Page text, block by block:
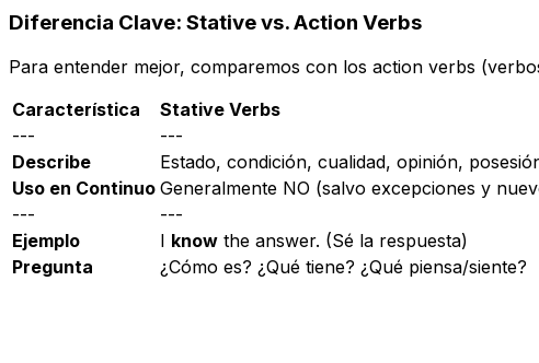
Diferencia Clave: Stative vs. Action Verbs
Para entender mejor, comparemos con los action verbs
Característica
Stative Verbs
---
---
Describe
Estado, condición, cualidad, opinión,
Uso en Continuo Generalmente NO (salvo excepciones y
---
---
Ejemplo
I know the answer. (Sé la respuesta)
Pregunta
¿Cómo es? ¿Qué tiene? ¿Qué piensa/siente?